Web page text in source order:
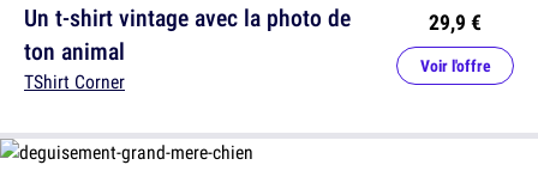
Un t-shirt vintage avec la photo de
ton animal
TShirt Corner
29,9 €
Voir l'offre